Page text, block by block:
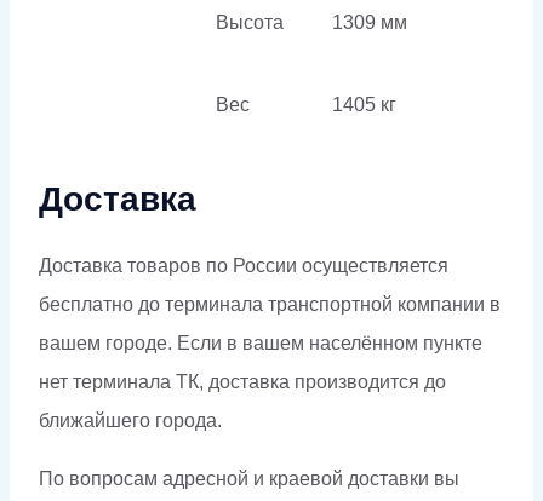
Высота 1309 мм
Вес 1405 кг
Доставка
Доставка товаров по России осуществляется
бесплатно до терминала транспортной компании в
вашем городе. Если в вашем населённом пункте
нет терминала ТК, доставка производится до
ближайшего города.
По вопросам адресной и краевой доставки вы